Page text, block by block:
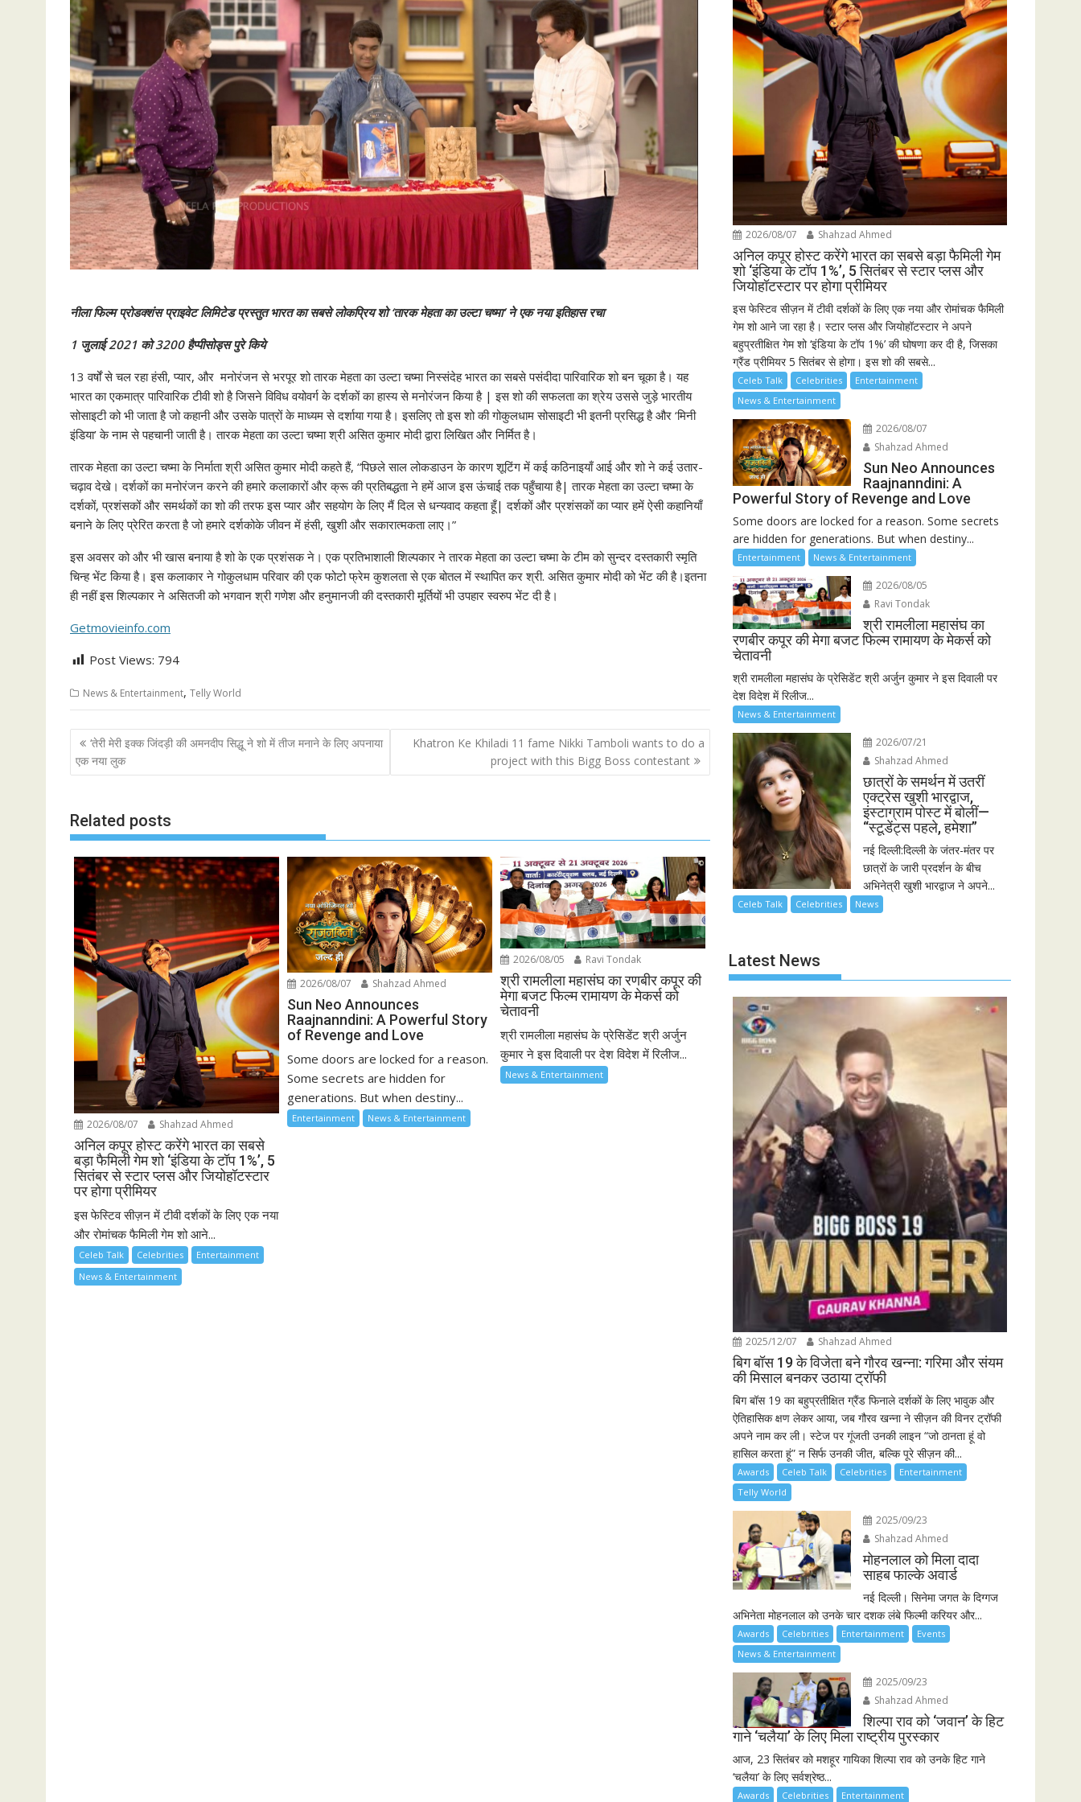
नीला फिल्म प्रोडक्शंस प्राइवेट लिमिटेड प्रस्तुत भारत का सबसे लोकप्रिय शो ‘तारक मेहता का उल्टा चष्मा’ ने एक नया इतिहास रचा
1 जुलाई 2021 को 3200 हैप्पीसोड्स पुरे किये
13 वर्षों से चल रहा हंसी, प्यार, और मनोरंजन से भरपूर शो तारक मेहता का उल्टा चष्मा निस्संदेह भारत का सबसे पसंदीदा पारिवारिक शो बन चूका है। यह
भारत का एकमात्र पारिवारिक टीवी शो है जिसने विविध वयोवर्ग के दर्शकों का हास्य से मनोरंजन किया है | इस शो की सफलता का श्रेय उससे जुड़े भारतीय
सोसाइटी को भी जाता है जो कहानी और उसके पात्रों के माध्यम से दर्शाया गया है। इसलिए तो इस शो की गोकुलधाम सोसाइटी भी इतनी प्रसिद्ध है और ‘मिनी
इंडिया’ के नाम से पहचानी जाती है। तारक मेहता का उल्टा चष्मा श्री असित कुमार मोदी द्वारा लिखित और निर्मित है।
तारक मेहता का उल्टा चष्मा के निर्माता श्री असित कुमार मोदी कहते हैं, “पिछले साल लोकडाउन के कारण शूटिंग में कई कठिनाइयाँ आई और शो ने कई उतार-
चढ़ाव देखे। दर्शकों का मनोरंजन करने की हमारे कलाकारों और क्रू की प्रतिबद्धता ने हमें आज इस ऊंचाई तक पहुँचाया है| तारक मेहता का उल्टा चष्मा के
दर्शकों, प्रशंसकों और समर्थकों का शो की तरफ इस प्यार और सहयोग के लिए मैं दिल से धन्यवाद कहता हूँ| दर्शकों और प्रशंसकों का प्यार हमें ऐसी कहानियाँ
बनाने के लिए प्रेरित करता है जो हमारे दर्शकोके जीवन में हंसी, खुशी और सकारात्मकता लाए।”
इस अवसर को और भी खास बनाया है शो के एक प्रशंसक ने। एक प्रतिभाशाली शिल्पकार ने तारक मेहता का उल्टा चष्मा के टीम को सुन्दर दस्तकारी स्मृति
चिन्ह भेंट किया है। इस कलाकार ने गोकुलधाम परिवार की एक फोटो फ्रेम कुशलता से एक बोतल में स्थापित कर श्री. असित कुमार मोदी को भेंट की है।इतना
ही नहीं इस शिल्पकार ने असितजी को भगवान श्री गणेश और हनुमानजी की दस्तकारी मूर्तियों भी उपहार स्वरुप भेंट दी है।
Getmovieinfo.com
Post Views: 794
News & Entertainment, Telly World
Post
navigation
‘तेरी मेरी इक्क जिंदड़ी की अमनदीप सिद्धू ने शो में तीज मनाने के लिए अपनाया
एक नया लुक
Khatron Ke Khiladi 11 fame Nikki Tamboli wants to do a
project with this Bigg Boss contestant
Related posts
2026/08/07 Shahzad Ahmed
अनिल कपूर होस्ट करेंगे भारत का सबसे
बड़ा फैमिली गेम शो ‘इंडिया के टॉप 1%’, 5
सितंबर से स्टार प्लस और जियोहॉटस्टार
पर होगा प्रीमियर
इस फेस्टिव सीज़न में टीवी दर्शकों के लिए एक नया
और रोमांचक फैमिली गेम शो आने...
Celeb Talk Celebrities
Entertainment
News & Entertainment
2026/08/07 Shahzad Ahmed
Sun Neo Announces
Raajnanndini: A Powerful Story
of Revenge and Love
Some doors are locked for a reason.
Some secrets are hidden for
generations. But when destiny...
Entertainment News & Entertainment
2026/08/05 Ravi Tondak
श्री रामलीला महासंघ का रणबीर कपूर की
मेगा बजट फिल्म रामायण के मेकर्स को
चेतावनी
श्री रामलीला महासंघ के प्रेसिडेंट श्री अर्जुन
कुमार ने इस दिवाली पर देश विदेश में रिलीज...
News & Entertainment
2026/08/07 Shahzad Ahmed
अनिल कपूर होस्ट करेंगे भारत का सबसे बड़ा फैमिली गेम
शो ‘इंडिया के टॉप 1%’, 5 सितंबर से स्टार प्लस और
जियोहॉटस्टार पर होगा प्रीमियर
इस फेस्टिव सीज़न में टीवी दर्शकों के लिए एक नया और रोमांचक फैमिली
गेम शो आने जा रहा है। स्टार प्लस और जियोहॉटस्टार ने अपने
बहुप्रतीक्षित गेम शो ‘इंडिया के टॉप 1%’ की घोषणा कर दी है, जिसका
ग्रैंड प्रीमियर 5 सितंबर से होगा। इस शो की सबसे...
Celeb Talk Celebrities
Entertainment
News & Entertainment
2026/08/07
Shahzad Ahmed
Sun Neo Announces
Raajnanndini: A
Powerful Story of Revenge and Love
Some doors are locked for a reason. Some secrets
are hidden for generations. But when destiny...
Entertainment News & Entertainment
2026/08/05
Ravi Tondak
श्री रामलीला महासंघ का
रणबीर कपूर की मेगा बजट फिल्म रामायण के मेकर्स को
चेतावनी
श्री रामलीला महासंघ के प्रेसिडेंट श्री अर्जुन कुमार ने इस दिवाली पर
देश विदेश में रिलीज...
News & Entertainment
2026/07/21
Shahzad Ahmed
छात्रों के समर्थन में उतरीं
एक्ट्रेस खुशी भारद्वाज,
इंस्टाग्राम पोस्ट में बोलीं—
“स्टूडेंट्स पहले, हमेशा”
नई दिल्ली:दिल्ली के जंतर-मंतर पर
छात्रों के जारी प्रदर्शन के बीच
अभिनेत्री खुशी भारद्वाज ने अपने...
Celeb Talk Celebrities News
Latest News
2025/12/07 Shahzad Ahmed
बिग बॉस 19 के विजेता बने गौरव खन्ना: गरिमा और संयम
की मिसाल बनकर उठाया ट्रॉफी
बिग बॉस 19 का बहुप्रतीक्षित ग्रैंड फिनाले दर्शकों के लिए भावुक और
ऐतिहासिक क्षण लेकर आया, जब गौरव खन्ना ने सीज़न की विनर ट्रॉफी
अपने नाम कर ली। स्टेज पर गूंजती उनकी लाइन “जो ठानता हूं वो
हासिल करता हूं” न सिर्फ उनकी जीत, बल्कि पूरे सीज़न की...
Awards Celeb Talk Celebrities
Entertainment
Telly World
2025/09/23
Shahzad Ahmed
मोहनलाल को मिला दादा
साहब फाल्के अवार्ड
नई दिल्ली। सिनेमा जगत के दिग्गज
अभिनेता मोहनलाल को उनके चार दशक लंबे फिल्मी करियर और...
Awards Celebrities Entertainment
Events
News & Entertainment
2025/09/23
Shahzad Ahmed
शिल्पा राव को ‘जवान’ के हिट
गाने ‘चलैया’ के लिए मिला राष्ट्रीय पुरस्कार
आज, 23 सितंबर को मशहूर गायिका शिल्पा राव को उनके हिट गाने
‘चलैया’ के लिए सर्वश्रेष्ठ...
Awards Celebrities
Entertainment